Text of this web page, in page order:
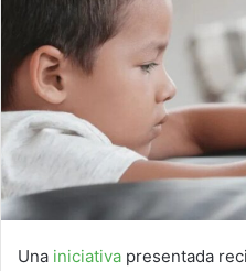
Una iniciativa presentada